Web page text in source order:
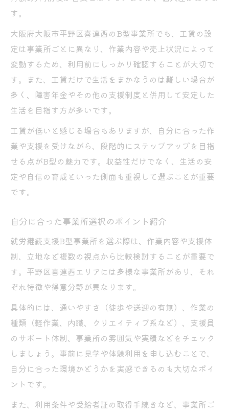
す。
大阪府大阪市平野区喜連西のB型事業所でも、工賃の設
定は事業所ごとに異なり、作業内容や売上状況によって
変動するため、利用前にしっかり確認することが大切で
す。また、工賃だけで生活をまかなうのは難しい場合が
多く、障害年金やその他の支援制度と併用して安定した
生活を目指す方が多いです。
工賃が低いと感じる場合もありますが、自分に合った作
業や支援を受けながら、段階的にステップアップを目指
せる点がB型の魅力です。収益性だけでなく、生活の安
定や自信の育成といった側面も重視して選ぶことが重要
です。
自分に合った事業所選択のポイント紹介
就労継続支援B型事業所を選ぶ際は、作業内容や支援体
制、立地など複数の視点から比較検討することが重要で
す。平野区喜連西エリアには多様な事業所があり、それ
ぞれ特徴や得意分野が異なります。
具体的には、通いやすさ（徒歩や送迎の有無）、作業の
種類（軽作業、内職、クリエイティブ系など）、支援員
のサポート体制、事業所の雰囲気や実績などをチェック
しましょう。事前に見学や体験利用を申し込むことで、
自分に合った環境かどうかを実感できるのも大切なポイ
ントです。
また、利用条件や受給者証の取得手続きなど、事業所ご